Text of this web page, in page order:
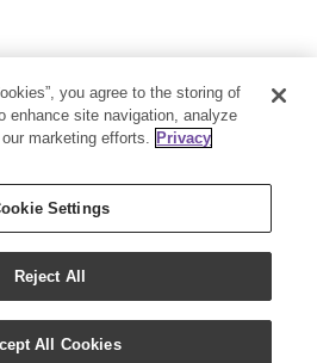
1-800-371-3515
Point Business Park
Parkway
UT 84043
Essential Oils | All Rights Reserved
you agree to the storing of
enhance site navigation, analyze
marketing efforts. Privacy
Settings
Reject All
All Cookies